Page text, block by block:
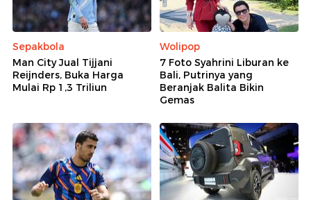
Sepakbola
Man City Jual Tijjani
Reijnders, Buka Harga
Mulai Rp 1,3 Triliun
Wolipop
7 Foto Syahrini Liburan ke
Bali, Putrinya yang
Beranjak Balita Bikin
Gemas